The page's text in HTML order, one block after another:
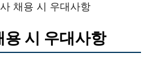
채용 시 우대사항
용 시 우대사항